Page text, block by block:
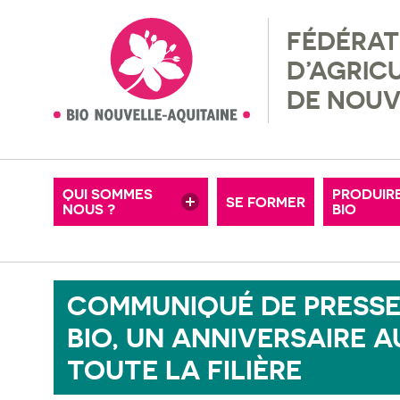
DE
MOTS-CLÉS
QUI SOMMES
NOUS ?
NOS ADHÉRENTS
MISSIONS & VALEURS
OFFRES D’EMPLOI
NOS PARTENAIRES SE FORMER
BIO
COMMUNIQUÉ DE
BIO, UN ANNIVERSAIRE
TOUTE LA FILIÈRE